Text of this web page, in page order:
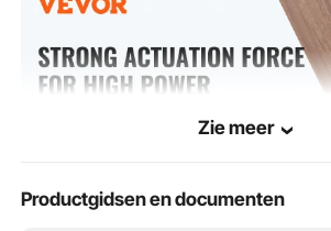
Productafmetinge
n
16,14 x 3,14 x
x 80 x 146 mm
Zie meer
Productgidsen en documenten